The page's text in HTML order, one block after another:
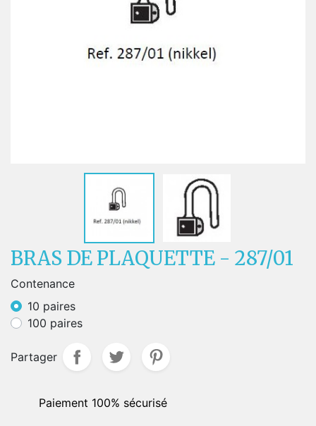
BRAS DE PLAQUETTE - 287/01
Contenance
10 paires
100 paires
Partager
Paiement 100% sécurisé